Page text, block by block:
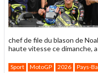
chef de file du blason de
haute vitesse ce dimanche,
Sport MotoGP 2026 Pays-